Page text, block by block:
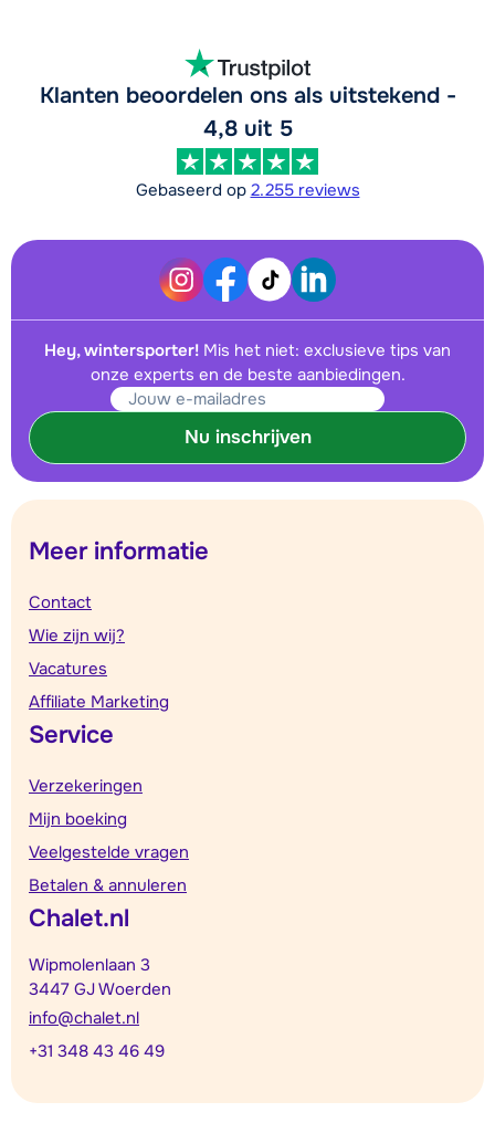
Klanten beoordelen ons als uitstekend -
4,8 uit 5
Gebaseerd op 2.255 reviews
Hey, wintersporter! Mis het niet: exclusieve tips van
onze experts en de beste aanbiedingen.
Nu inschrijven
Meer informatie
Contact
Wie zijn wij?
Vacatures
Affiliate Marketing
Service
Verzekeringen
Mijn boeking
Veelgestelde vragen
Betalen & annuleren
Chalet.nl
Wipmolenlaan 3
3447 GJ Woerden
info@chalet.nl
+31 348 43 46 49